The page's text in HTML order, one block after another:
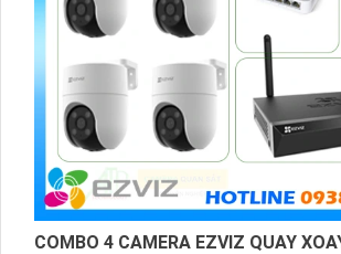
COMBO 4 CAMERA EZVIZ QUAY